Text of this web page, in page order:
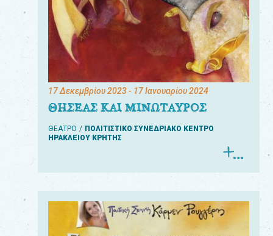
17 Δεκεμβρίου 2023- 17 Ιανουαρίου 2024
ΘΗΣΕΑΣ ΚΑΙ ΜΙΝΩΤΑΥΡΟΣ
ΘΕΑΤΡΟ
ΠΟΛΙΤΙΣΤΙΚΟ ΣΥΝΕΔΡΙΑΚΟ ΚΕΝΤΡΟ
ΗΡΑΚΛΕΙΟΥ ΚΡΗΤΗΣ